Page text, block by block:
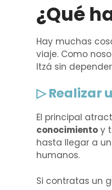
¿Qué
Hay muchas
viaje. Como
Itzá sin
▷ Realizar
El principal
conocimiento y
hasta llegar a
humanos.
Si contratas un